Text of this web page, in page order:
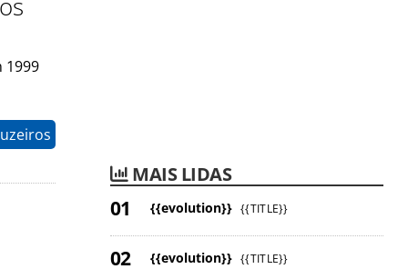
1999
MAIS LIDAS
{{evolution}} {{TITLE}}
{{evolution}} {{TITLE}}